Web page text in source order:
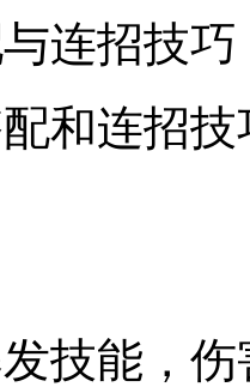
连招技巧
和连招
技能，